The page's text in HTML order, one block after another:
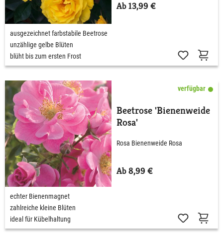
Ab 13,99 €
ausgezeichnet farbstabile Beetrose
unzählige gelbe Blüten
blüht bis zum ersten Frost
verfügbar
Beetrose 'Bienenweide
Rosa'
Rosa Bienenweide Rosa
Ab 8,99 €
echter Bienenmagnet
zahlreiche kleine Blüten
ideal für Kübelhaltung